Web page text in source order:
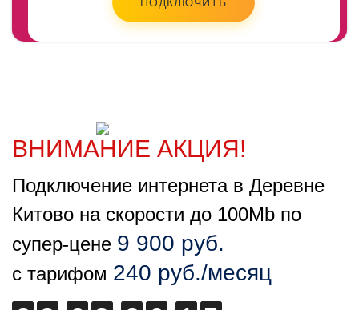
ВНИМАНИЕ АКЦИЯ!
Подключение интернета в Деревне
Китово на скорости до 100Mb по
супер-цене 9 900 руб.
с тарифом 240 руб./месяц